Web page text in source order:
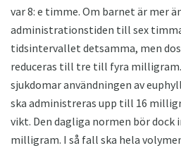
var 8: e timme. Om barnet är mer
administrationstiden till sex
tidsintervallet detsamma, men
reduceras till tre till fyra
sjukdomar användningen av
ska administreras upp till 16
vikt. Den dagliga normen bör dock
milligram. I så fall ska hela